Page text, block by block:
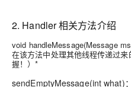
2. Handler 相关方法介绍
void handleMessage(Message
在该方法中处理其他线程传递过
握！）*
sendEmptyMessage(int what)：